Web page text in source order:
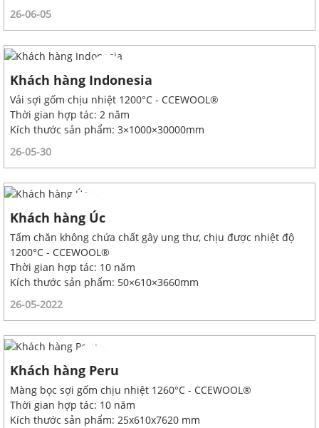
26-06-05
Khách hàng Indonesia
Vải sợi gốm chịu nhiệt 1200°C - CCEWOOL®
Thời gian hợp tác: 2 năm
Kích thước sản phẩm: 3×1000×30000mm
26-05-30
Khách hàng Úc
Tấm chăn không chứa chất gây ung thư, chịu được nhiệt độ
1200°C - CCEWOOL®
Thời gian hợp tác: 10 năm
Kích thước sản phẩm: 50×610×3660mm
26-05-2022
Khách hàng Peru
Màng bọc sợi gốm chịu nhiệt 1260°C - CCEWOOL®
Thời gian hợp tác: 10 năm
Kích thước sản phẩm: 25x610x7620 mm